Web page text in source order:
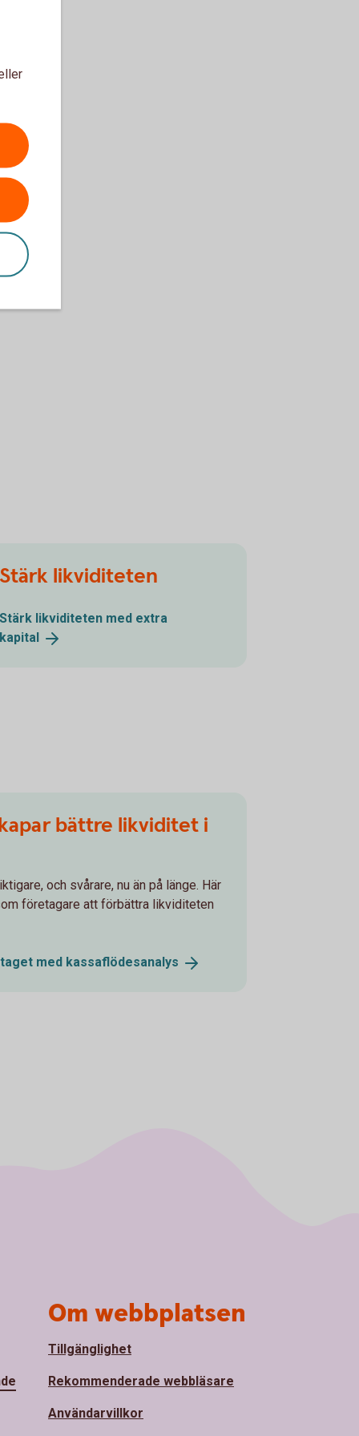
Stärk likviditeten
Stärk likviditeten med extra
kapital
bättre likviditet i
och svårare, nu än på länge. Här
företagare att förbättra likviditeten
med kassaflödesanalys
Om webbplatsen
Tillgänglighet
Rekommenderade webbläsare
Användarvillkor